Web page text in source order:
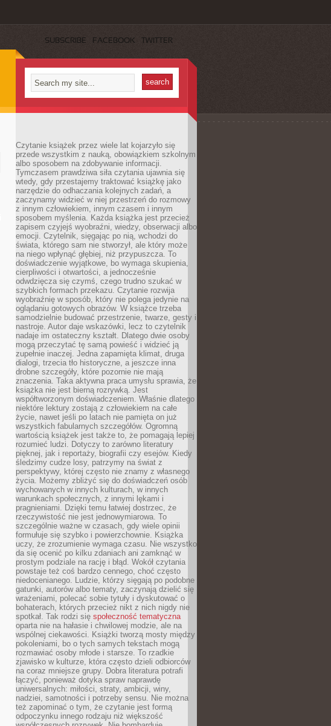
SUBSCRIBE FACEBOOK TWITTER
Czytanie książek przez wiele lat kojarzyło się
przede wszystkim z nauką, obowiązkiem szkolnym
albo sposobem na zdobywanie informacji.
Tymczasem prawdziwa siła czytania ujawnia się
wtedy, gdy przestajemy traktować książkę jako
narzędzie do odhaczania kolejnych zadań, a
zaczynamy widzieć w niej przestrzeń do rozmowy
z innym człowiekiem, innym czasem i innym
sposobem myślenia. Każda książka jest przecież
zapisem czyjejś wyobraźni, wiedzy, obserwacji albo
emocji. Czytelnik, sięgając po nią, wchodzi do
świata, którego sam nie stworzył, ale który może
na niego wpłynąć głębiej, niż przypuszcza. To
doświadczenie wyjątkowe, bo wymaga skupienia,
cierpliwości i otwartości, a jednocześnie
odwdzięcza się czymś, czego trudno szukać w
szybkich formach przekazu. Czytanie rozwija
wyobraźnię w sposób, który nie polega jedynie na
oglądaniu gotowych obrazów. W książce trzeba
samodzielnie budować przestrzenie, twarze, gesty i
nastroje. Autor daje wskazówki, lecz to czytelnik
nadaje im ostateczny kształt. Dlatego dwie osoby
mogą przeczytać tę samą powieść i widzieć ją
zupełnie inaczej. Jedna zapamięta klimat, druga
dialogi, trzecia tło historyczne, a jeszcze inna
drobne szczegóły, które pozornie nie mają
znaczenia. Taka aktywna praca umysłu sprawia, że
książka nie jest bierną rozrywką. Jest
współtworzonym doświadczeniem. Właśnie dlatego
niektóre lektury zostają z człowiekiem na całe
życie, nawet jeśli po latach nie pamięta on już
wszystkich fabularnych szczegółów. Ogromną
wartością książek jest także to, że pomagają lepiej
rozumieć ludzi. Dotyczy to zarówno literatury
pięknej, jak i reportaży, biografii czy esejów. Kiedy
śledzimy cudze losy, patrzymy na świat z
perspektywy, której często nie znamy z własnego
życia. Możemy zbliżyć się do doświadczeń osób
wychowanych w innych kulturach, w innych
warunkach społecznych, z innymi lękami i
pragnieniami. Dzięki temu łatwiej dostrzec, że
rzeczywistość nie jest jednowymiarowa. To
szczególnie ważne w czasach, gdy wiele opinii
formułuje się szybko i powierzchownie. Książka
uczy, że zrozumienie wymaga czasu. Nie wszystko
da się ocenić po kilku zdaniach ani zamknąć w
prostym podziale na rację i błąd. Wokół czytania
powstaje też coś bardzo cennego, choć często
niedocenianego. Ludzie, którzy sięgają po podobne
gatunki, autorów albo tematy, zaczynają dzielić się
wrażeniami, polecać sobie tytuły i dyskutować o
bohaterach, których przecież nikt z nich nigdy nie
spotkał. Tak rodzi się społeczność tematyczna
oparta nie na hałasie i chwilowej modzie, ale na
wspólnej ciekawości. Książki tworzą mosty między
pokoleniami, bo o tych samych tekstach mogą
rozmawiać osoby młode i starsze. To rzadkie
zjawisko w kulturze, która często dzieli odbiorców
na coraz mniejsze grupy. Dobra literatura potrafi
łączyć, ponieważ dotyka spraw naprawdę
uniwersalnych: miłości, straty, ambicji, winy,
nadziei, samotności i potrzeby sensu. Nie można
też zapominać o tym, że czytanie jest formą
odpoczynku innego rodzaju niż większość